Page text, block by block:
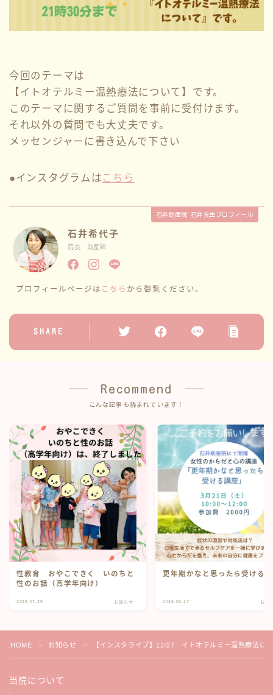
今回のテーマは
【イトオテルミー温熱療法について】です。
このテーマに関するご質問を事前に受付けます。
それ以外の質問でも大丈夫です。
メッセンジャーに書き込んで下さい
●インスタグラムは こちら
石井助産院 石井先生プロフィール
石井希代子
院長 助産師
プロフィールページは こちら から御覧ください。
SHARE
Recommend
こんな記事も読まれています！
性教育 おやこできく いのちと
性のお話（高学年向け）
2025.07.29 お知らせ
更年期かなと思ったら受ける
2026.03.17 お知
HOME ＞ お知らせ ＞ 【インスタライブ】12/27 イトオテルミー温熱療法に
当院について